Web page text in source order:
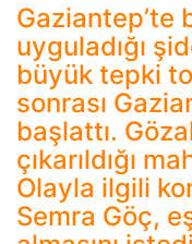
Gaziantep’te
uyguladığı
büyük tepki
sonrası
başlattı.
çıkarıldığı
Olayla ilgili
Semra Göç,